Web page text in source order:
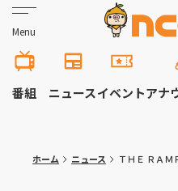
Menu
番組 ニュースイベントアナ
ホーム ニュース ＴＨＥ ＲＡＭＰＡＧＥ・浦